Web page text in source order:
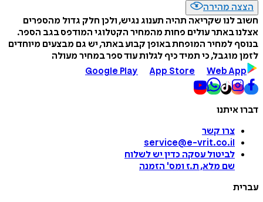
הצצה מהירה
חשוב לנו שקריאה תהיה תענוג נגיש, ולכן חלק גדול מהספרים
אצלנו באתר עולים פחות מהמחיר הקטלוגי המודפס בגב הספר.
בנוסף למחיר המופחת באופן קבוע באתר, יש גם מבצעים מיוחדים
לזמן מוגבל, כי תמיד כיף לגלות עוד ספר במחיר מעולה
Google Play
App Store Web App
דברו איתנו
צרו קשר
service@e-vrit.co.il
לביטול עסקה כדין יש לשלוח
שם מלא, ת.ז ומס' הזמנה
עברית